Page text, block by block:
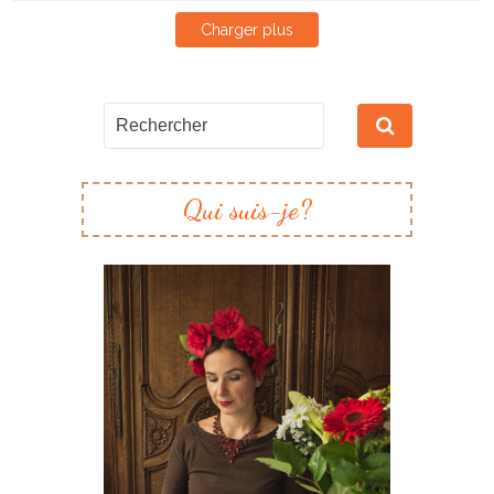
Charger plus
Qui suis-je?